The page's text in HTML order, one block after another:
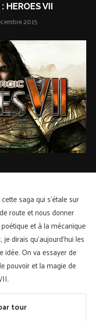
HEROES VII
2015
saga qui s’étale sur
route et nous donner
et à la mécanique
dirais qu’aujourd’hui les
idée. On va essayer de
pouvoir et la magie de
tour